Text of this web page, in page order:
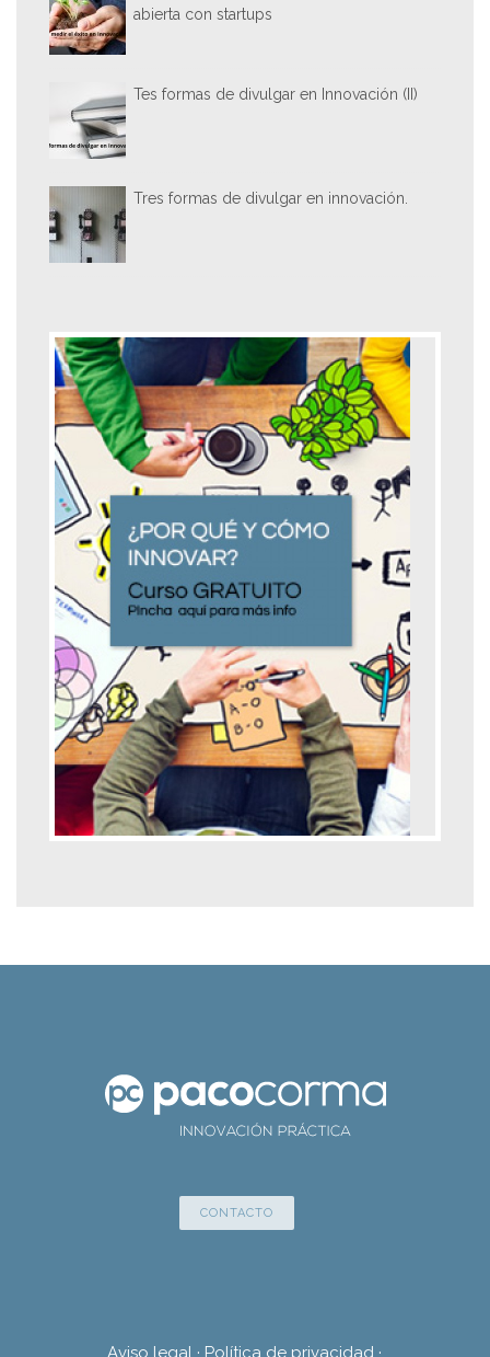
abierta con startups
Tes formas de divulgar en Innovación (II)
Tres formas de divulgar en innovación.
CONTACTO
Aviso legal · Política de privacidad ·